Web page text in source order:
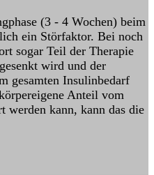
(3 - 4 Wochen) beim
ein Störfaktor. Bei noch
sogar Teil der Therapie
wird und der
gesamten Insulinbedarf
Anteil vom
werden kann, kann das die